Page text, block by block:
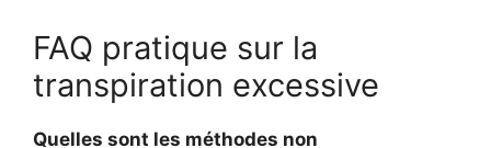
FAQ pratique sur la
transpiration excessive
Quelles sont les méthodes non